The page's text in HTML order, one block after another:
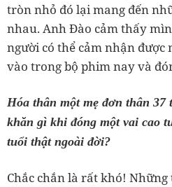
tròn nhỏ đó lại mang đến
nhau. Anh Đào cảm thấy
người có thể cảm nhận được
vào trong bộ phim nay và
Hóa thân một mẹ đơn thân
khăn gì khi đóng một vai cao
tuổi thật ngoài đời?
Chắc chắn là rất khó!